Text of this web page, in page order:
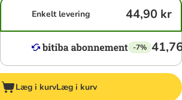
Enkelt levering 44,90 kr
-7%
Læg i kurvLæg i kurv